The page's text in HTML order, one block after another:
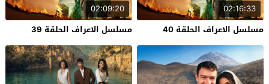
02:16:33
مسلسل الاعراف الحلقة 40
02:09:20
مسلسل الاعراف الحلقة 39